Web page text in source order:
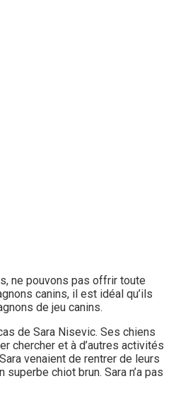
ne pouvons pas offrir toute
canins, il est idéal qu’ils
de jeu canins.
de Sara Nisevic. Ses chiens
chercher et à d’autres activités
venaient de rentrer de leurs
chiot brun. Sara n’a pas